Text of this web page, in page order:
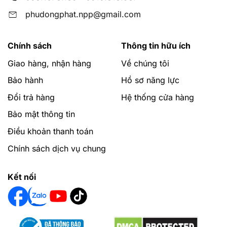
phudongphat.npp@gmail.com
Chính sách
Giao hàng, nhận hàng
Bảo hành
Đổi trả hàng
Bảo mật thông tin
Điều khoản thanh toán
Chính sách dịch vụ chung
Thông tin hữu ích
Về chúng tôi
Hồ sơ năng lực
Hệ thống cửa hàng
Kết nối